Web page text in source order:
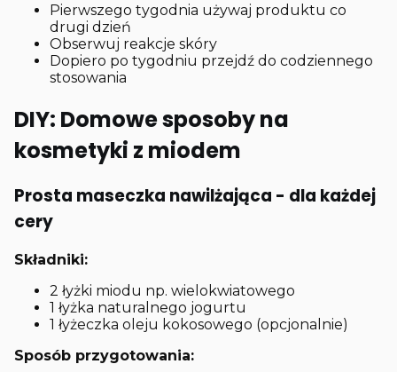
Pierwszego tygodnia używaj produktu co
drugi dzień
Obserwuj reakcje skóry
Dopiero po tygodniu przejdź do codziennego
stosowania
DIY: Domowe sposoby na
kosmetyki z miodem
Prosta maseczka nawilżająca - dla każdej
cery
Składniki:
2 łyżki miodu np. wielokwiatowego
1 łyżka naturalnego jogurtu
1 łyżeczka oleju kokosowego (opcjonalnie)
Sposób przygotowania: